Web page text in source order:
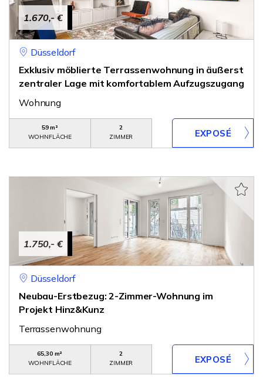
1.670,- €
Düsseldorf
Exklusiv möblierte Terrassenwohnung in äußerst
zentraler Lage mit komfortablem Aufzugszugang
Wohnung
59 m²
WOHNFLÄCHE
2
ZIMMER
1.750,- €
Düsseldorf
Neubau-Erstbezug: 2-Zimmer-Wohnung im
Projekt Hinz&Kunz
Terrassenwohnung
65,30 m²
WOHNFLÄCHE
2
ZIMMER